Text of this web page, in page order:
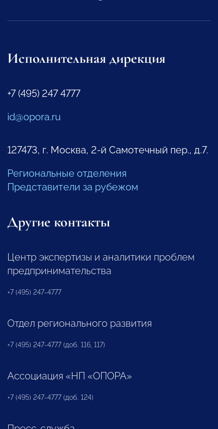
Исполнительная дирекция
+7 (495) 247 4777
id@opora.ru
127473, г. Москва, 2-й Самотечный пер., д.7.
Региональные отделения
Представители за рубежом
Другие контакты
Центр экспертизы и аналитики проблем
предпринимательства
+7 (495) 247-4777
Отдел регионального развития
+7 (495) 247-4777 (доб. 116, 117)
Ассоциация «НП «ОПОРА»
+7 (495) 247-4777 (доб. 124)